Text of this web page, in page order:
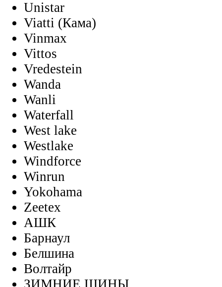
Unistar
Viatti (Кама)
Vinmax
Vittos
Vredestein
Wanda
Wanli
Waterfall
West lake
Westlake
Windforce
Winrun
Yokohama
Zeetex
АШК
Барнаул
Белшина
Волтайр
ЗИМНИЕ ШИНЫ